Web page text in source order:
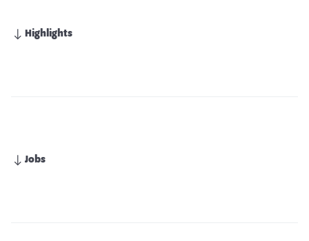
Highlights
Jobs